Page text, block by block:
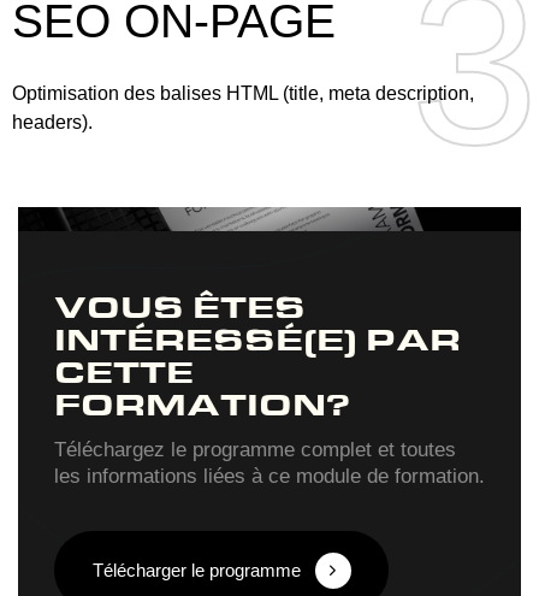
3
3
SEO ON-PAGE
Optimisation des balises HTML (title, meta description,
headers).
VOUS ÊTES
INTÉRESSÉ(E) PAR
CETTE
FORMATION?
Téléchargez le programme complet et toutes
les informations liées à ce module de formation.
Télécharger le programme